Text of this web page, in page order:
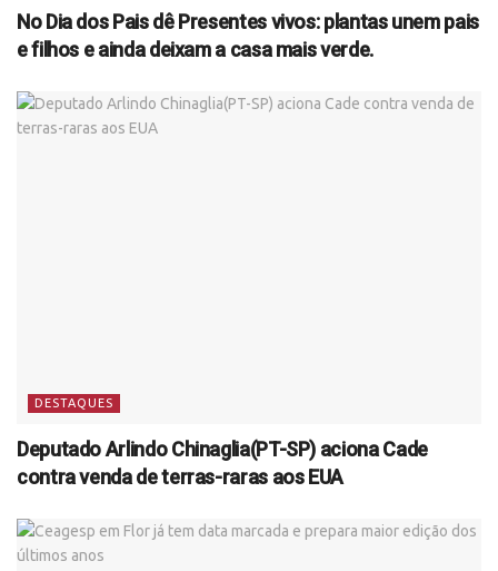
No Dia dos Pais dê Presentes vivos: plantas unem pais
e filhos e ainda deixam a casa mais verde.
DESTAQUES
Deputado Arlindo Chinaglia(PT-SP) aciona Cade
contra venda de terras-raras aos EUA